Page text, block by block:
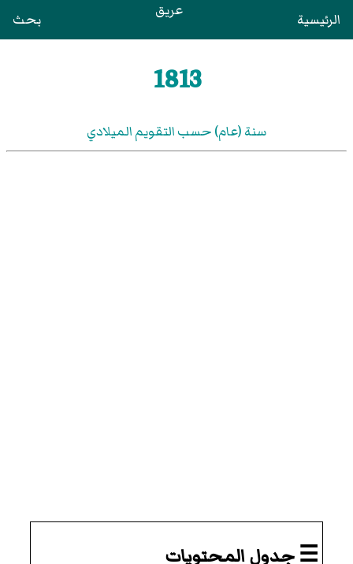
الرئيسية عريق بحث
1813
سنة (عام) حسب التقويم الميلادي
☰ جدول المحتويات